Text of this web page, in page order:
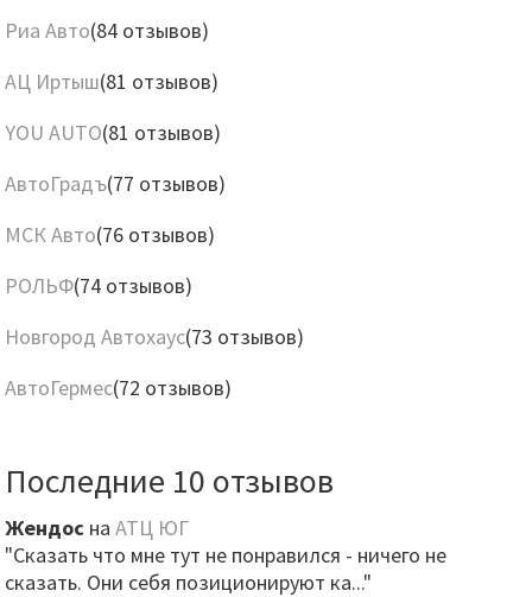
Риа Авто(84 отзывов)
АЦ Иртыш(81 отзывов)
YOU AUTO(81 отзывов)
АвтоГрадъ(77 отзывов)
МСК Авто(76 отзывов)
РОЛЬФ(74 отзывов)
Новгород Автохаус(73 отзывов)
АвтоГермес(72 отзывов)
Последние 10 отзывов
Жендос наАТЦ ЮГ
"Сказать что мне тут не понравился - ничего не
сказать. Они себя позиционируют ка..."